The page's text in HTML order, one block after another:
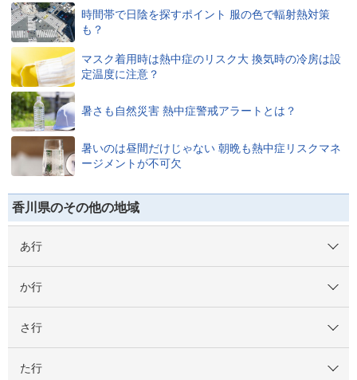
時間帯で日陰を探すポイント 服の色で輻射熱対策
も？
マスク着用時は熱中症のリスク大 換気時の冷房は設
定温度に注意？
暑さも自然災害 熱中症警戒アラートとは？
暑いのは昼間だけじゃない 朝晩も熱中症リスクマネ
ージメントが不可欠
香川県のその他の地域
あ行
か行
さ行
た行